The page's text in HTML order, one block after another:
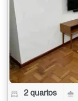
2 quartos